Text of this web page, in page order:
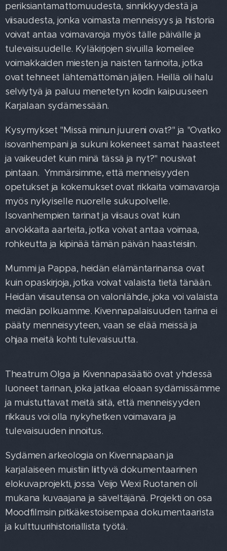
periksiantamattomuudesta, sinnikkyydestä ja
viisaudesta, jonka voimasta menneisyys ja historia
voivat antaa voimavaroja myös tälle päivälle ja
tulevaisuudelle. Kyläkirjojen sivuilla komeilee
voimakkaiden miesten ja naisten tarinoita, jotka
ovat tehneet lähtemättömän jäljen. Heillä oli halu
selviytyä ja paluu menetetyn kodin kaipuuseen
Karjalaan sydämessään.
Kysymykset "Missä minun juureni ovat?" ja "Ovatko
isovanhempani ja sukuni kokeneet samat haasteet
ja vaikeudet kuin minä tässä ja nyt?" nousivat
pintaan. Ymmärsimme, että menneisyyden
opetukset ja kokemukset ovat rikkaita voimavaroja
myös nykyiselle nuorelle sukupolvelle.
Isovanhempien tarinat ja viisaus ovat kuin
arvokkaita aarteita, jotka voivat antaa voimaa,
rohkeutta ja kipinää tämän päivän haasteisiin.
Mummi ja Pappa, heidän elämäntarinansa ovat
kuin opaskirjoja, jotka voivat valaista tietä tänään.
Heidän viisautensa on valonlähde, joka voi valaista
meidän polkuamme. Kivennapalaisuuden tarina ei
pääty menneisyyteen, vaan se elää meissä ja
ohjaa meitä kohti tulevaisuutta.
Theatrum Olga ja Kivennapasäätiö ovat yhdessä
luoneet tarinan, joka jatkaa eloaan sydämissämme
ja muistuttavat meitä siitä, että menneisyyden
rikkaus voi olla nykyhetken voimavara ja
tulevaisuuden innoitus.
Sydämen arkeologia on Kivennapaan ja
karjalaiseen muistiin liittyvä dokumentaarinen
elokuvaprojekti, jossa Veijo Wexi Ruotanen oli
mukana kuvaajana ja säveltäjänä. Projekti on osa
Moodfilmsin pitkäkestoisempaa dokumentaarista
ja kulttuurihistoriallista työtä.